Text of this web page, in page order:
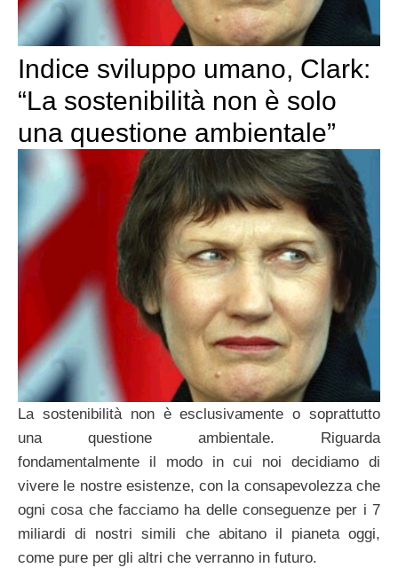
Indice sviluppo umano, Clark:
“La sostenibilità non è solo
una questione ambientale”
La sostenibilità non è esclusivamente o soprattutto
una questione ambientale. Riguarda
fondamentalmente il modo in cui noi decidiamo di
vivere le nostre esistenze, con la consapevolezza che
ogni cosa che facciamo ha delle conseguenze per i 7
miliardi di nostri simili che abitano il pianeta oggi,
come pure per gli altri che verranno in futuro.